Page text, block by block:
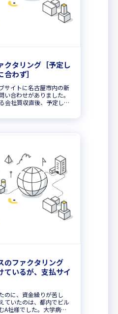
クタリング［予定し
わず］
サイトに名古屋市内の新
い合わせがありました。
会社買収直後、予定して
分の資金を確保したい」
のファクタリング
ているが、支払サイ
のに、資金繰りが苦し
ていたのは、都内でビル
A社様でした。大学病院